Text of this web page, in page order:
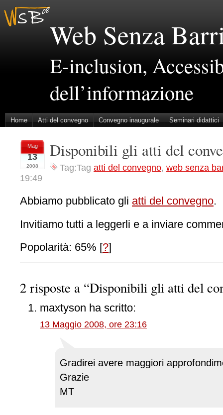
Web Senza
E-inclusion,
dell’informazione
Home Atti del convegno Convegno inaugurale Seminari didattici
Mag
13
2008
Disponibili gli atti del
Tag:Tag atti del convegno, web senza
19:49
Abbiamo pubblicato gli atti del convegno.
Invitiamo tutti a leggerli e a inviare
Popolarità: 65% [?]
2 risposte a “Disponibili gli atti del
maxtyson ha scritto:
13 Maggio 2008, ore 23:16
Gradirei avere maggiori
Grazie
MT